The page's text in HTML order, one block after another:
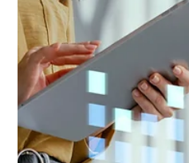
Automatizar e digitalizar a
tendência é necessidade para
escalabilidade, produtividade
Assinatura e leve sua